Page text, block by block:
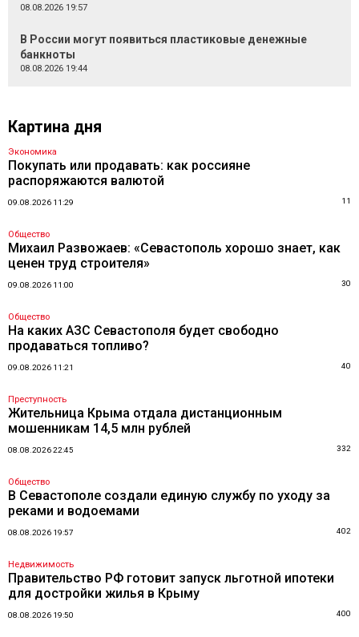
08.08.2026 19:57
В России могут появиться пластиковые денежные
банкноты
08.08.2026 19:44
Картина дня
Экономика
Покупать или продавать: как россияне
распоряжаются валютой
09.08.2026 11:29 11
Общество
Михаил Развожаев: «Севастополь хорошо знает, как
ценен труд строителя»
09.08.2026 11:00 30
Общество
На каких АЗС Севастополя будет свободно
продаваться топливо?
09.08.2026 11:21 40
Преступность
Жительница Крыма отдала дистанционным
мошенникам 14,5 млн рублей
08.08.2026 22:45 332
Общество
В Севастополе создали единую службу по уходу за
реками и водоемами
08.08.2026 19:57 402
Недвижимость
Правительство РФ готовит запуск льготной ипотеки
для достройки жилья в Крыму
08.08.2026 19:50 400